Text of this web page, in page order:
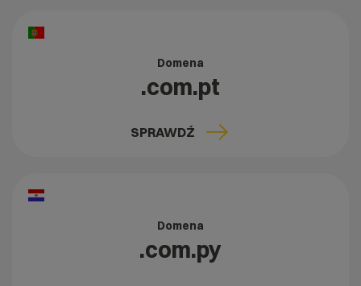
Domena
.com.pt
SPRAWDŹ
Domena
.com.py